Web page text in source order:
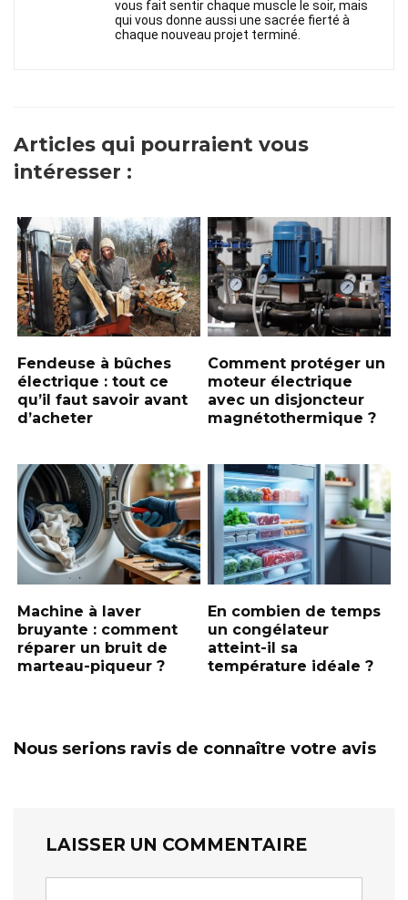
vous fait sentir chaque muscle le soir, mais
qui vous donne aussi une sacrée fierté à
chaque nouveau projet terminé.
Articles qui pourraient vous
intéresser :
Fendeuse à bûches
électrique : tout ce
qu’il faut savoir avant
d’acheter
Comment protéger un
moteur électrique
avec un disjoncteur
magnétothermique ?
Machine à laver
bruyante : comment
réparer un bruit de
marteau-piqueur ?
En combien de temps
un congélateur
atteint-il sa
température idéale ?
Nous serions ravis de connaître votre avis
LAISSER UN COMMENTAIRE